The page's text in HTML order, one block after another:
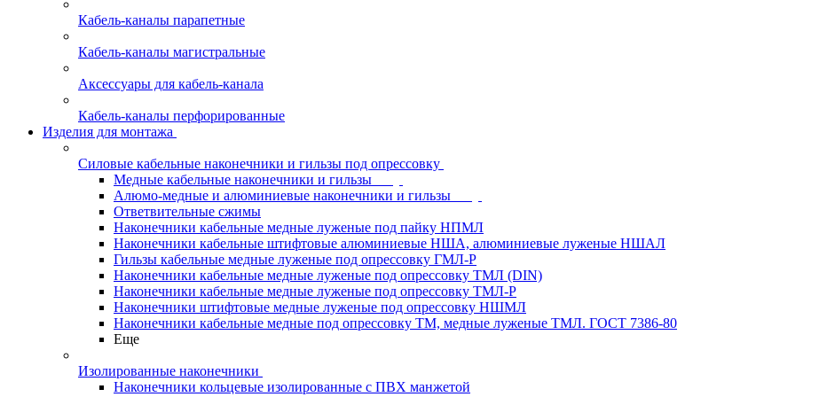
Кабель-каналы парапетные
Кабель-каналы магистральные
Аксессуары для кабель-канала
Кабель-каналы перфорированные
Изделия для монтажа
Силовые кабельные наконечники и гильзы под опрессовку
Медные кабельные наконечники и гильзы
Алюмо-медные и алюминиевые наконечники и гильзы
Ответвительные сжимы
Наконечники кабельные медные луженые под пайку НПМЛ
Наконечники кабельные штифтовые алюминиевые НША, алюминиевые луженые НШАЛ
Гильзы кабельные медные луженые под опрессовку ГМЛ-Р
Наконечники кабельные медные луженые под опрессовку ТМЛ (DIN)
Наконечники кабельные медные луженые под опрессовку ТМЛ-Р
Наконечники штифтовые медные луженые под опрессовку НШМЛ
Наконечники кабельные медные под опрессовку ТМ, медные луженые ТМЛ. ГОСТ 7386-80
Еще
Изолированные наконечники
Наконечники кольцевые изолированные с ПВХ манжетой